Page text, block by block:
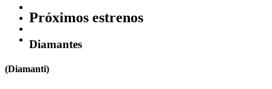
Próximos estrenos
Diamantes
(Diamanti)